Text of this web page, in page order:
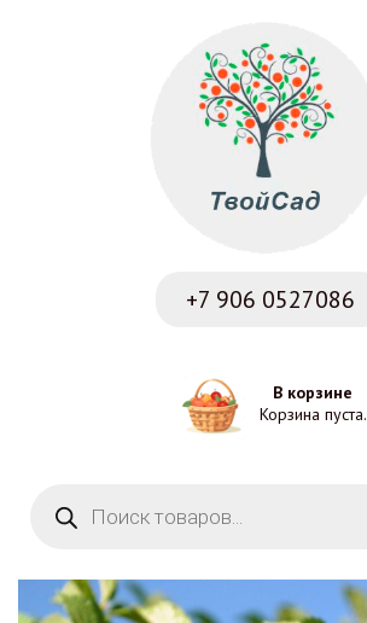
+7 906 0527086
В корзине
Корзина пуста.